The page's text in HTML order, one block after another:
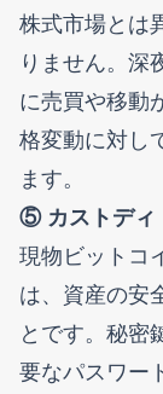
株式市場とは
りません。深
に売買や移動
格変動に対し
ます。
⑤ カストディ
現物ビットコ
は、資産の安
とです。秘密
要なパスワー